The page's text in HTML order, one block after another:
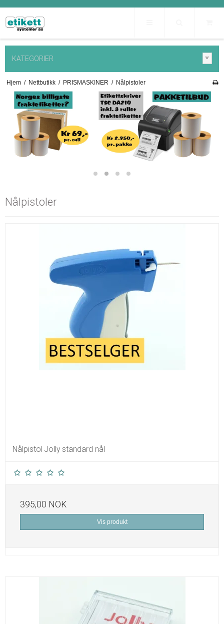
KATEGORIER
Hjem / Nettbutikk / PRISMASKINER / Nålpistoler
Nålpistoler
Nålpistol Jolly standard nål
395,00 NOK
Vis produkt